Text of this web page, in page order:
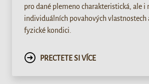
pro dané plemeno charakteristická, ale i
individuálních povahových vlastnostech
fyzické kondici.
PRECTETE SI VÍCE